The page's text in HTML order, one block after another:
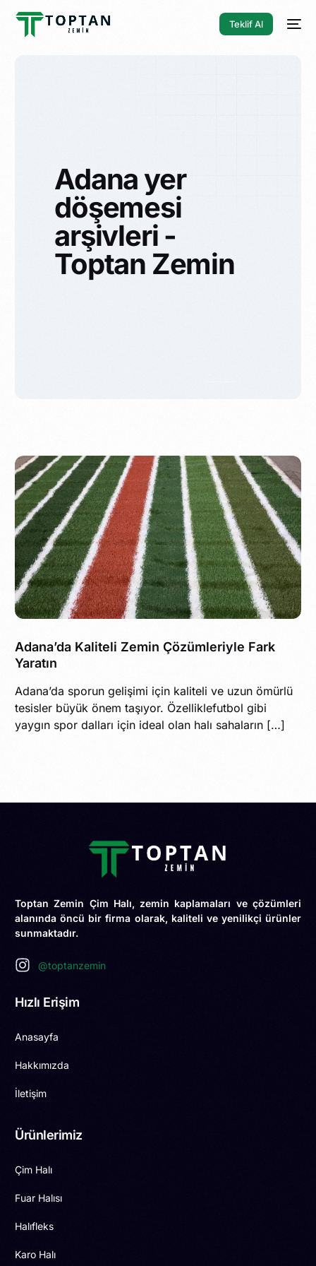
Teklif Al
Adana yer
döşemesi
arşivleri -
Toptan Zemin
Adana’da Kaliteli Zemin Çözümleriyle Fark
Yaratın
Adana’da sporun gelişimi için kaliteli ve uzun ömürlü
tesisler büyük önem taşıyor. Özelliklefutbol gibi
yaygın spor dalları için ideal olan halı sahaların […]
Toptan Zemin Çim Halı, zemin kaplamaları ve çözümleri
alanında öncü bir firma olarak, kaliteli ve yenilikçi ürünler
sunmaktadır.
@toptanzemin
Hızlı Erişim
Anasayfa
Hakkımızda
İletişim
Ürünlerimiz
Çim Halı
Fuar Halısı
Halıfleks
Karo Halı